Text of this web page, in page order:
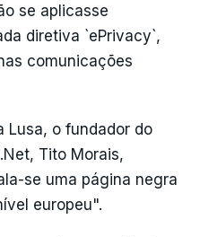
se aplicasse
diretiva `ePrivacy`,
comunicações
Lusa, o fundador do
Tito Morais,
se uma página negra
europeu".